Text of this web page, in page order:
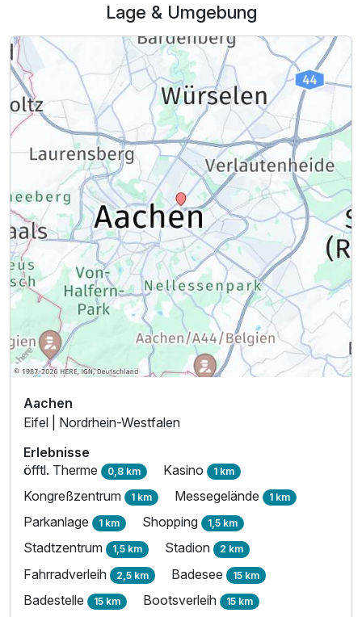
Lage & Umgebung
Aachen
Eifel | Nordrhein-Westfalen
Erlebnisse
öfftl. Therme 0,8 km Kasino 1 km
Kongreßzentrum 1 km Messegelände 1 km
Parkanlage 1 km Shopping 1,5 km
Stadtzentrum 1,5 km Stadion 2 km
Fahrradverleih 2,5 km Badesee 15 km
Badestelle 15 km Bootsverleih 15 km